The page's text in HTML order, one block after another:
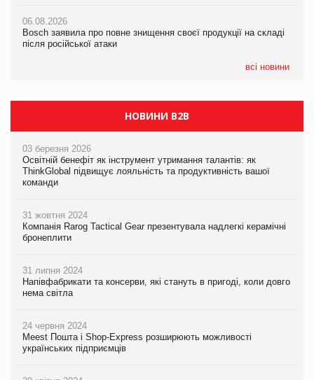
06.08.2026
Bosch заявила про повне знищення своєї продукції на складі
після російської атаки
всі новини
новинки від ТМ ТОКЕРИ
Сергій Лісунов про заморожені хлібобулочні вироби на
06.08.2026
Bosch заявила про повне знищення своєї продукції на складі
після російської атаки
НОВИНИ B2B
03 березня 2026
Освітній бенефіт як інструмент утримання талантів: як
ThinkGlobal підвищує лояльність та продуктивність вашої
команди
31 жовтня 2024
Компанія Rarog Tactical Gear презентувала надлегкі керамічні
бронеплити
31 липня 2024
Напівфабрикати та консерви, які стануть в пригоді, коли довго
нема світла
24 червня 2024
Meest Пошта і Shop-Express розширюють можливості
українських підприємців